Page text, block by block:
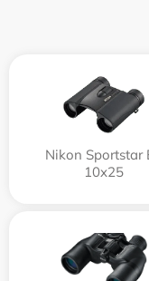
Nikon Sportstar
10x25